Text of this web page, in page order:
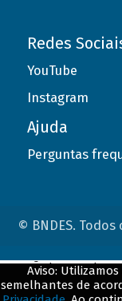
Redes
YouTube
Instagram
Ajuda
Perguntas
© BNDES.
Aviso:
semelhantes de
ConteÃºdo
${title}${badge}